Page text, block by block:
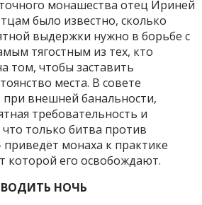
монашества отец Ириней
было известно, сколько
выдержки нужно в борьбе с
тягостным из тех, кто
том, чтобы заставить
места. В совете
внешней банальности,
требовательность и
только битва против
приведёт монаха к практике
которой его освобождают.
НОЧЬ